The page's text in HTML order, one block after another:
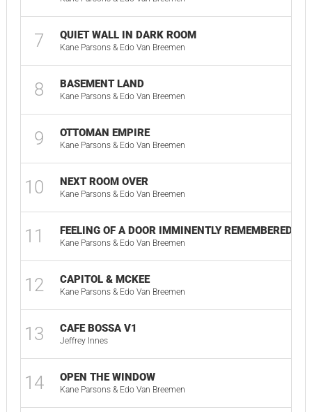
7 QUIET WALL IN DARK ROOM
Kane Parsons & Edo Van Breemen
8 BASEMENT LAND
Kane Parsons & Edo Van Breemen
9 OTTOMAN EMPIRE
Kane Parsons & Edo Van Breemen
10 NEXT ROOM OVER
Kane Parsons & Edo Van Breemen
11 FEELING OF A DOOR IMMINENTLY REMEMBERED
Kane Parsons & Edo Van Breemen
12 CAPITOL & MCKEE
Kane Parsons & Edo Van Breemen
13 CAFE BOSSA V1
Jeffrey Innes
14 OPEN THE WINDOW
Kane Parsons & Edo Van Breemen